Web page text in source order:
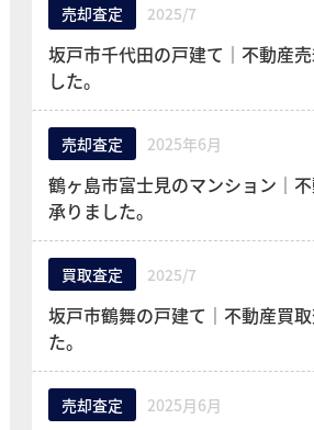
売却査定 2025/7
坂戸市千代田の戸建て｜不動産
した。
売却査定 2025年6月
鶴ヶ島市富士見のマンション｜
承りました。
買取査定 2025/7
坂戸市鶴舞の戸建て｜不動産買
た。
売却査定 2025月6月